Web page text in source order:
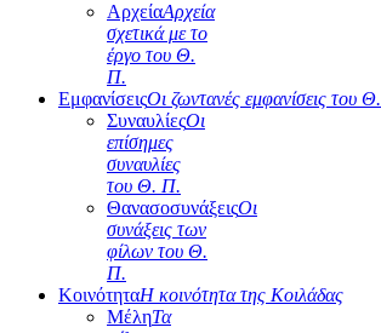
ΑρχείαΑρχεία
σχετικά με το
έργο του Θ.
Π.
ΕμφανίσειςΟι ζωντανές εμφανίσεις του
ΣυναυλίεςΟι
επίσημες
συναυλίες
του Θ. Π.
ΘανασοσυνάξειςΟι
συνάξεις των
φίλων του Θ.
Π.
ΚοινότηταΗ κοινότητα της Κοιλάδας
ΜέληΤα